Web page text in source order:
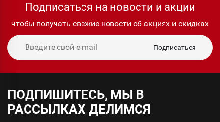
Подписаться на новости и акции
чтобы получать свежие новости об акциях и скидках
Подписаться
ПОДПИШИТЕСЬ, МЫ В
РАССЫЛКАХ ДЕЛИМСЯ